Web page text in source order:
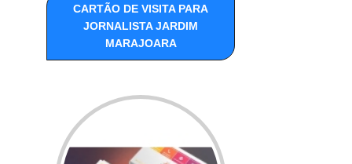
CARTÃO DE VISITA PARA
JORNALISTA JARDIM
MARAJOARA